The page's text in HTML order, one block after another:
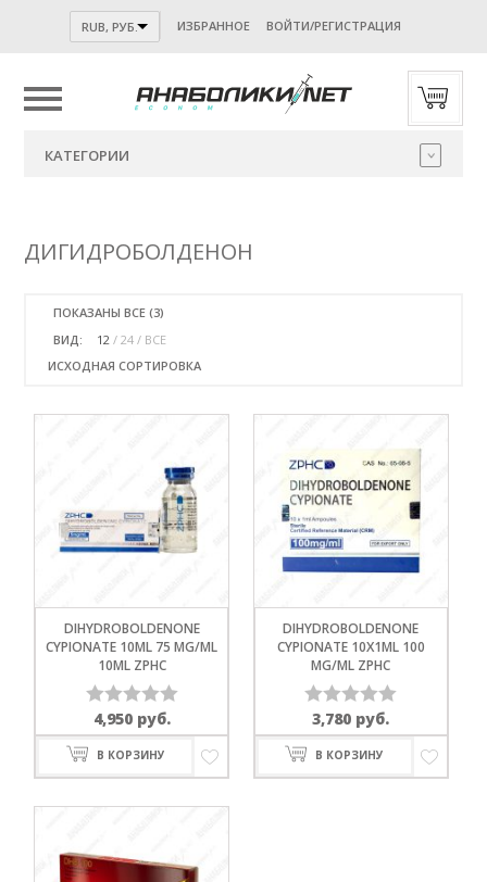
RUB, РУБ. ИЗБРАННОЕ ВОЙТИ/РЕГИСТРАЦИЯ
КАТЕГОРИИ
ДИГИДРОБОЛДЕНОН
ПОКАЗАНЫ ВСЕ (3)
ВИД:
12 24 ВСЕ
DIHYDROBOLDENONE
CYPIONATE 10ML 75 MG/ML
10ML ZPHC
Оценка
0
из
4,950 руб.
В КОРЗИНУ
DIHYDROBOLDENONE
CYPIONATE 10X1ML 100
MG/ML ZPHC
Оценка
0
из
3,780 руб.
В КОРЗИНУ
ПОДПИСЫВАЙСЯ НА НАШ
TELEGRAM-
Будь в курсе актуальных купонов, акций и новостей нашего
Никакого спама! Только САМАЯ ВАЖНАЯ ИНФОРМАЦИЯ.